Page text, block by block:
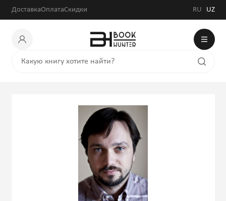
ДоставкаОплатаСкидки RU UZ